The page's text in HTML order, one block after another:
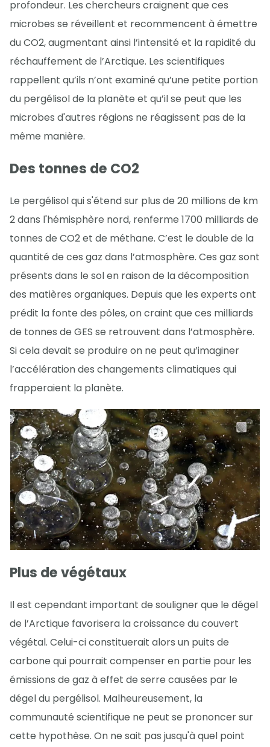
profondeur. Les chercheurs craignent que ces
microbes se réveillent et recommencent à émettre
du CO2, augmentant ainsi l’intensité et la rapidité du
réchauffement de l’Arctique. Les scientifiques
rappellent qu’ils n’ont examiné qu’une petite portion
du pergélisol de la planète et qu’il se peut que les
microbes d'autres régions ne réagissent pas de la
même manière.
Des tonnes de CO2
Le pergélisol qui s'étend sur plus de 20 millions de km
2 dans l'hémisphère nord, renferme 1700 milliards de
tonnes de CO2 et de méthane. C’est le double de la
quantité de ces gaz dans l’atmosphère. Ces gaz sont
présents dans le sol en raison de la décomposition
des matières organiques. Depuis que les experts ont
prédit la fonte des pôles, on craint que ces milliards
de tonnes de GES se retrouvent dans l’atmosphère.
Si cela devait se produire on ne peut qu’imaginer
l’accélération des changements climatiques qui
frapperaient la planète.
Plus de végétaux
Il est cependant important de souligner que le dégel
de l’Arctique favorisera la croissance du couvert
végétal. Celui-ci constituerait alors un puits de
carbone qui pourrait compenser en partie pour les
émissions de gaz à effet de serre causées par le
dégel du pergélisol. Malheureusement, la
communauté scientifique ne peut se prononcer sur
cette hypothèse. On ne sait pas jusqu'à quel point